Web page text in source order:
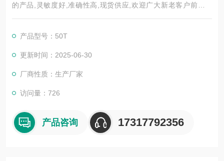
的产品,灵敏度好,准确性高,现货供应,欢迎广大新老客户前来选
购。
产品型号：50T
更新时间：2025-06-30
厂商性质：生产厂家
访问量：726
产品咨询 17317792356